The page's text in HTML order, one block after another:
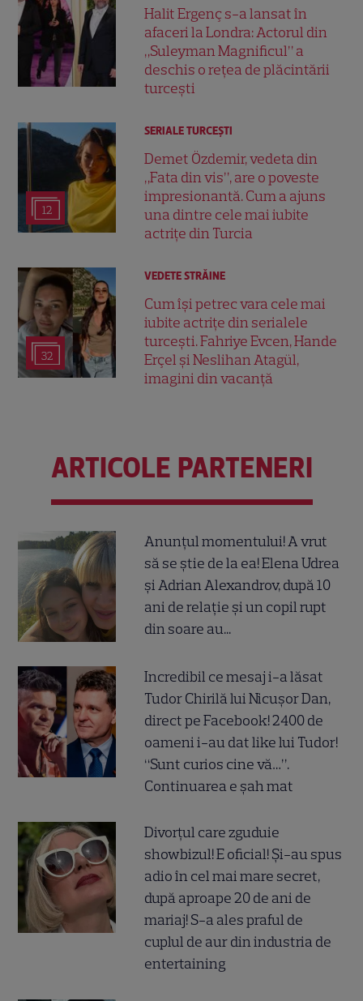
Halit Ergenç s-a lansat în
afaceri la Londra: Actorul din
„Suleyman Magnificul” a
deschis o rețea de plăcintării
turcești
12
SERIALE TURCEŞTI
Demet Özdemir, vedeta din
„Fata din vis”, are o poveste
impresionantă. Cum a ajuns
una dintre cele mai iubite
actrițe din Turcia
32
VEDETE STRĂINE
Cum își petrec vara cele mai
iubite actrițe din serialele
turcești. Fahriye Evcen, Hande
Erçel și Neslihan Atagül,
imagini din vacanță
ARTICOLE PARTENERI
Anunțul momentului! A vrut
să se știe de la ea! Elena Udrea
și Adrian Alexandrov, după 10
ani de relație și un copil rupt
din soare au...
Incredibil ce mesaj i-a lăsat
Tudor Chirilă lui Nicușor Dan,
direct pe Facebook! 2400 de
oameni i-au dat like lui Tudor!
“Sunt curios cine vă…”.
Continuarea e șah mat
Divorțul care zguduie
showbizul! E oficial! Și-au spus
adio în cel mai mare secret,
după aproape 20 de ani de
mariaj! S-a ales praful de
cuplul de aur din industria de
entertaining